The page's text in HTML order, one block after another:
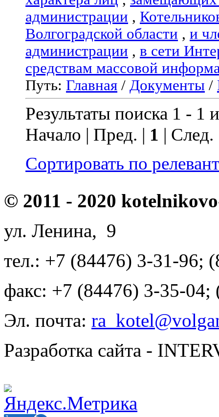
администрации ,
Волгоградской области , и
администрации , в сети
средствам массовой
Путь: Главная / Документы /
Результаты поиска 1 - 1
Начало | Пред. | 1 |
Сортировать по
© 2011 - 2020
ул. Ленина, 9
тел.: +7 (84476) 3-31-96;
факс: +7 (84476) 3-35-04;
Эл. почта:
Разработка сайта -